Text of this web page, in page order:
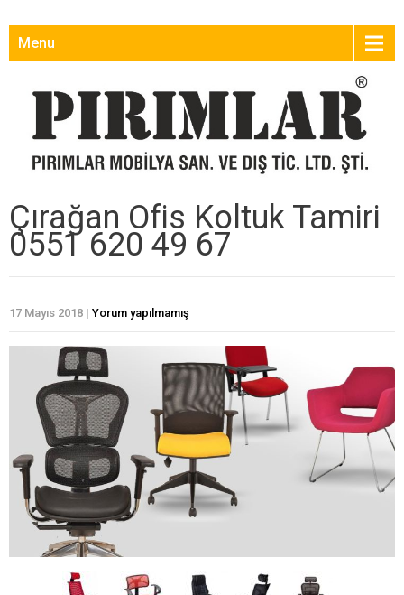
Menu
Çırağan Ofis Koltuk Tamiri
0551 620 49 67
17 Mayıs 2018 | Yorum yapılmamış